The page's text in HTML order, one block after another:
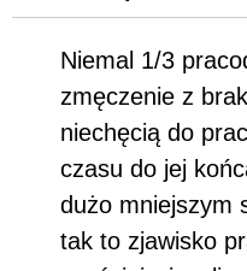
Niemal 1/3
zmęczenie z
niechęcią do
czasu do jej
dużo mniejszym
tak to zjawisko